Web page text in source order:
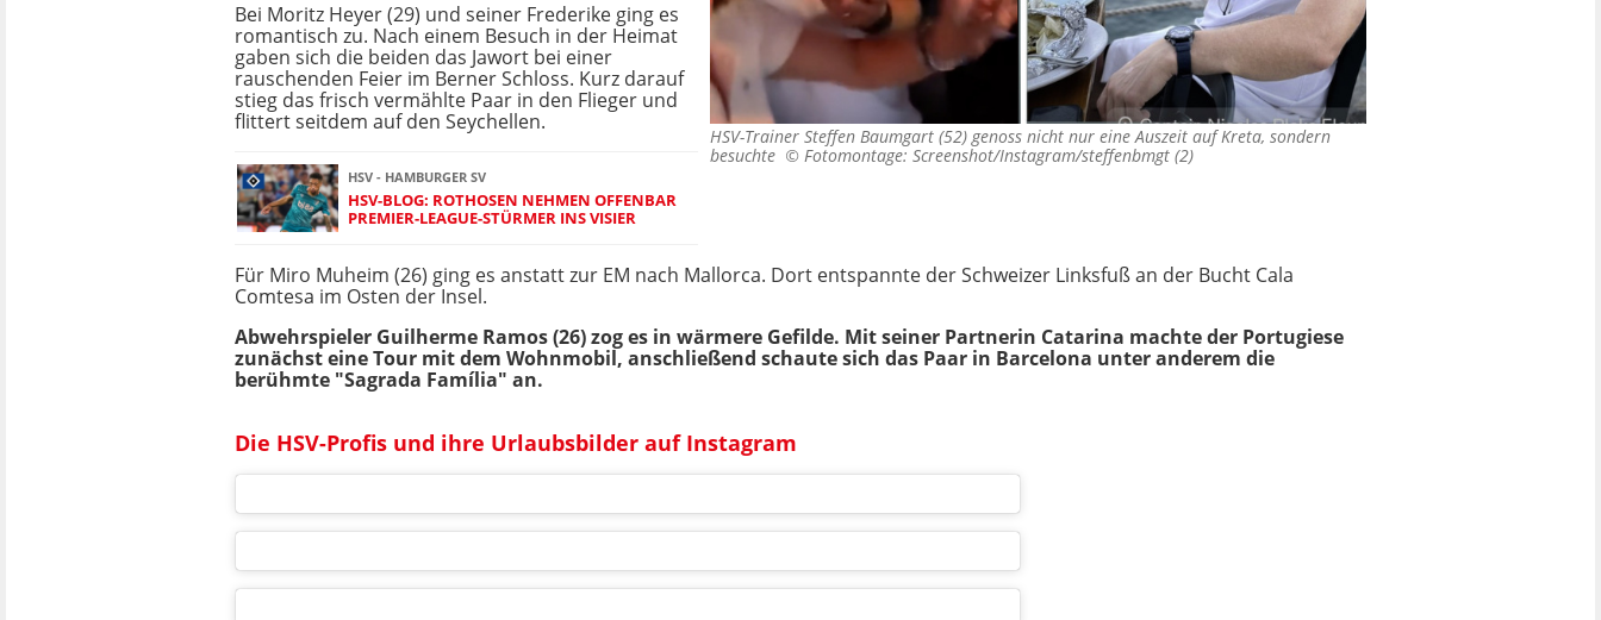
HSV-Trainer Steffen Baumgart (52) genoss nicht nur eine Auszeit auf Kreta, sondern
besuchte © Fotomontage: Screenshot/Instagram/steffenbmgt (2)
Bei Moritz Heyer (29) und seiner Frederike ging es
romantisch zu. Nach einem Besuch in der Heimat
gaben sich die beiden das Jawort bei einer
rauschenden Feier im Berner Schloss. Kurz darauf
stieg das frisch vermählte Paar in den Flieger und
flittert seitdem auf den Seychellen.
HSV - HAMBURGER SV
HSV-BLOG: ROTHOSEN NEHMEN OFFENBAR
PREMIER-LEAGUE-STÜRMER INS VISIER
Für Miro Muheim (26) ging es anstatt zur EM nach Mallorca. Dort entspannte der Schweizer Linksfuß an der Bucht Cala
Comtesa im Osten der Insel.
Abwehrspieler Guilherme Ramos (26) zog es in wärmere Gefilde. Mit seiner Partnerin Catarina machte der Portugiese
zunächst eine Tour mit dem Wohnmobil, anschließend schaute sich das Paar in Barcelona unter anderem die
berühmte "Sagrada Família" an.
Die HSV-Profis und ihre Urlaubsbilder auf Instagram